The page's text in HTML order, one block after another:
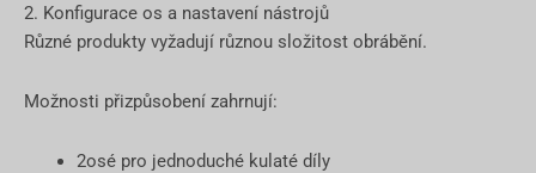
2. Konfigurace os a nastavení nástrojů
Různé produkty vyžadují různou složitost obrábění.
Možnosti přizpůsobení zahrnují:
2osé pro jednoduché kulaté díly